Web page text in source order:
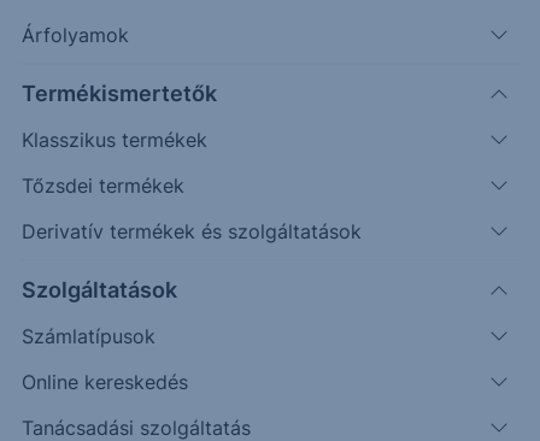
Árfolyamok
Termékismertetők
Klasszikus termékek
Tőzsdei termékek
Derivatív termékek és szolgáltatások
Szolgáltatások
Számlatípusok
Online kereskedés
Tanácsadási szolgáltatás